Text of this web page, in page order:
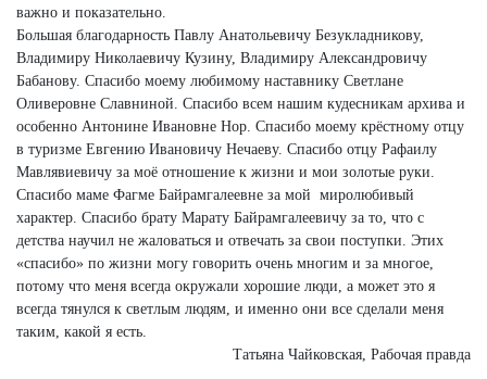
важно и показательно.
Большая благодарность Павлу Анатольевичу Безукладникову,
Владимиру Николаевичу Кузину, Владимиру Александровичу
Бабанову. Спасибо моему любимому наставнику Светлане
Оливеровне Славниной. Спасибо всем нашим кудесникам архива и
особенно Антонине Ивановне Нор. Спасибо моему крёстному отцу
в туризме Евгению Ивановичу Нечаеву. Спасибо отцу Рафаилу
Мавлявиевичу за моё отношение к жизни и мои золотые руки.
Спасибо маме Фагме Байрамгалеевне за мой миролюбивый
характер. Спасибо брату Марату Байрамгалеевичу за то, что с
детства научил не жаловаться и отвечать за свои поступки. Этих
«спасибо» по жизни могу говорить очень многим и за многое,
потому что меня всегда окружали хорошие люди, а может это я
всегда тянулся к светлым людям, и именно они все сделали меня
таким, какой я есть.
Татьяна Чайковская, Рабочая правда